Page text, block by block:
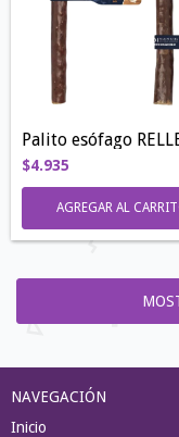
$4.935
AGREGAR AL
NAVEGACIÓN
Inicio